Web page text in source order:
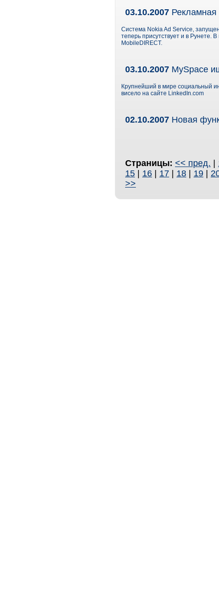
03.10.2007
Система Nokia Ad Service,
теперь присутствует и в Рунете.
MobileDIRECT.
03.10.2007 MySpace
Крупнейший в мире социальный
висело на сайте LinkedIn.com
02.10.2007 Новая
Страницы: << пред.
15
16 17 18 19
>>